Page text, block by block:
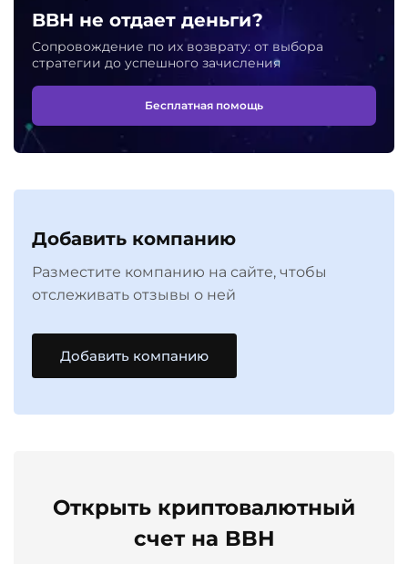
BBH не отдает деньги?
Сопровождение по их возврату: от выбора
стратегии до успешного зачисления
Бесплатная помощь
Добавить компанию
Разместите компанию на сайте, чтобы
отслеживать отзывы о ней
Добавить компанию
Открыть криптовалютный
счет на BBH